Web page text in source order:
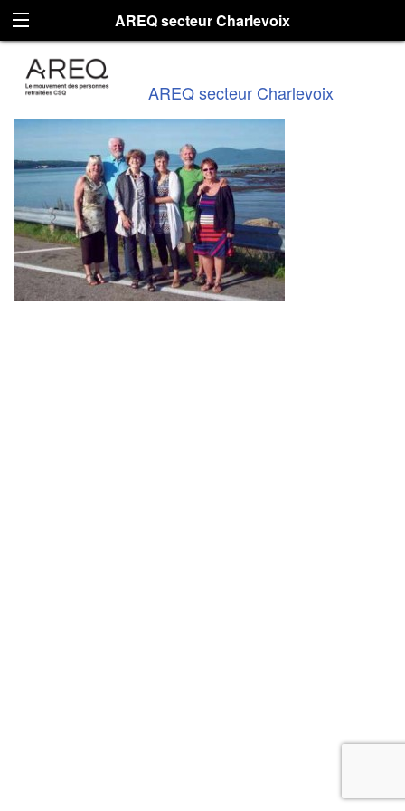
AREQ secteur Charlevoix
AREQ secteur Charlevoix